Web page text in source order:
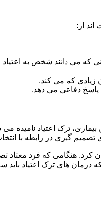
اند از:
که می دانند شخص به اعتیاد
زیادی کم می کند.
پاسخ دفاعی می دهد.
بیماری، ترک اعتیاد
گیری در رابطه با
کرد. هنگامی که فرد
های ترک اعتیاد باید